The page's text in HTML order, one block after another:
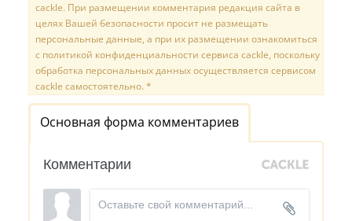
cackle. При размещении комментария редакция сайта в
целях Вашей безопасности просит не размещать
персональные данные, а при их размещении ознакомиться
с политикой конфиденциальности сервиса cackle, поскольку
обработка персональных данных осуществляется сервисом
cackle самостоятельно. *
Основная форма комментариев
Комментарии